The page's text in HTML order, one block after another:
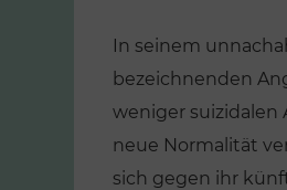
In seinem
bezeichnenden
weniger
neue Normalität
sich gegen ihr